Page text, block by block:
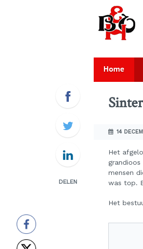
Home
14
Het
mensen
was top.
Het
DELEN